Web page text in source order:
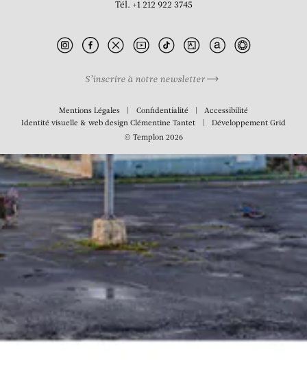
Redemption Center
Tél. +1 212 922 3745
S’inscrire à notre newsletter
Mentions Légales Confidentialité
Accessibilité
Identité visuelle & web designClémentine Tantet Développement Grid
© Templon 2026